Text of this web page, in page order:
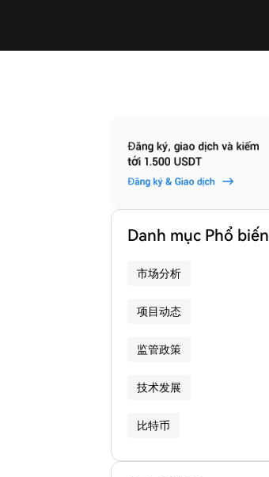
Danh mục Phổ biến
市场分析
项目动态
监管政策
技术发展
比特币